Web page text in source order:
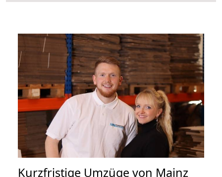
Kurzfristige Umzüge von Mainz